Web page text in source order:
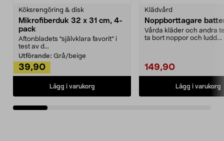
Köksrengöring & disk
Mikrofiberduk 32 x 31 cm, 4-
pack
Aftonbladets "självklara favorit” i
test av d...
Utförande: Grå/beige
39,90
Lägg i varukorg
Klädvård
Noppborttagare
Vårda kläder och andra
ta bort noppor och ludd.
149,90
Lägg i varukorg